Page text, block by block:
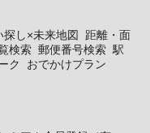
探し×未来地図
距離・面
検索 郵便番号検索 駅
ク おでかけプラン